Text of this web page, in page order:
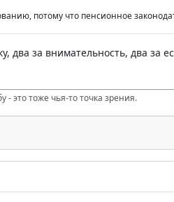
потому что пенсионное
два за внимательность, два за
- это тоже чья-то точка зрения.